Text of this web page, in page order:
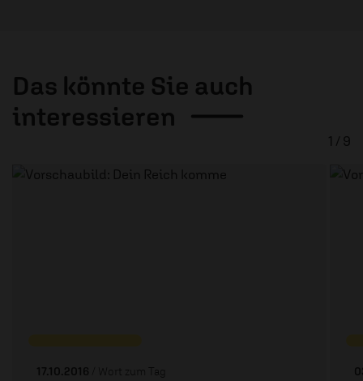
Das könnte Sie auch
interessieren
17.10.2016 / Wort zum Tag
1 / 9